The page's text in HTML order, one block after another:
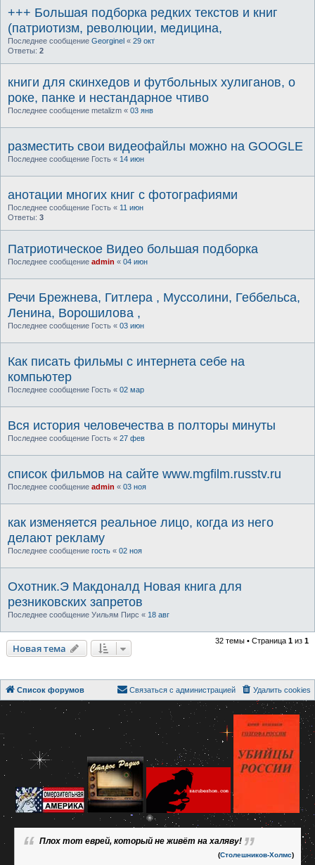
+++ Большая подборка редких текстов и книг
(патриотизм, революции, медицина,
Последнее сообщение Georginel « 29 окт
Ответы: 2
книги для скинхедов и футбольных хулиганов, о
роке, панке и нестандарное чтиво
Последнее сообщение metalizm « 03 янв
разместить свои видеофайлы можно на GOOGLE
Последнее сообщение Гость « 14 июн
анотации многих книг с фотографиями
Последнее сообщение Гость « 11 июн
Ответы: 3
Патриотическое Видео большая подборка
Последнее сообщение admin « 04 июн
Речи Брежнева, Гитлера , Муссолини, Геббельса,
Ленина, Ворошилова ,
Последнее сообщение Гость « 03 июн
Как писать фильмы с интернета себе на
компьютер
Последнее сообщение Гость « 02 мар
Вся история человечества в полторы минуты
Последнее сообщение Гость « 27 фев
список фильмов на сайте www.mgfilm.russtv.ru
Последнее сообщение admin « 03 ноя
как изменяется реальное лицо, когда из него
делают рекламу
Последнее сообщение гость « 02 ноя
Охотник.Э Макдоналд Новая книга для
резниковских запретов
Последнее сообщение Уильям Пирс « 18 авг
Новая тема
32 темы • Страница 1 из 1
Список форумов Удалить cookies
Связаться с администрацией
Плох тот еврей, который не живёт на халяву!
(Столешников-Холмс)